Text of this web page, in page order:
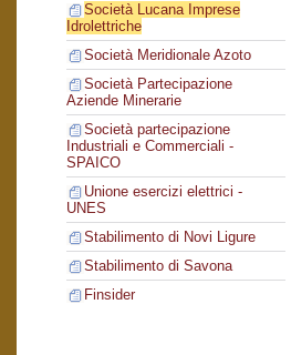
Società Lucana Imprese
Idrolettriche
Società Meridionale Azoto
Società Partecipazione
Aziende Minerarie
Società partecipazione
Industriali e Commerciali -
SPAICO
Unione esercizi elettrici -
UNES
Stabilimento di Novi Ligure
Stabilimento di Savona
Finsider